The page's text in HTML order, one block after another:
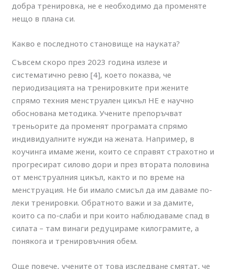
добра тренировка, не е необходимо да променяте
нещо в плана си.
Какво е последното становище на науката?
Съвсем скоро през 2023 година излезе и
систематично ревю [4], което показва, че
периодизацията на тренировките при жените
спрямо техния менструален цикъл НЕ е научно
обоснована методика. Учените препоръчват
треньорите да променят програмата спрямо
индивидуалните нужди на жената. Например, в
коучинга имаме жени, които се справят страхотно и
прогресират силово дори и през втората половина
от менструалния цикъл, както и по време на
менструация. Не би имало смисъл да им даваме по-
леки тренировки. Обратното важи и за дамите,
които са по-слаби и при които наблюдаваме спад в
силата – там винаги редуцираме килограмите, а
понякога и тренировъчния обем.
Още повече, учените от това изследване смятат, че